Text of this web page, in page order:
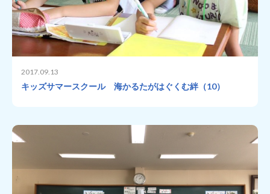
2017.09.13
キッズサマースクール 海かるたがはぐくむ絆（10）